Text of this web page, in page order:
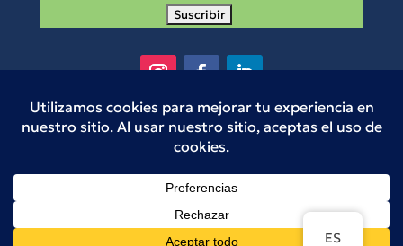
Small Places es una organización sin fines de
lucro 501(c)3 en Houston, Texas. © Small
PO Box 230123,Houston, TX 77223
ES